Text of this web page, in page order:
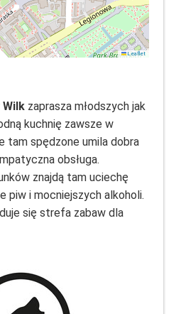
Leaflet
Wilk zaprasza młodszych jak
kuchnię zawsze w
tam spędzone umila dobra
obsługa.
znajdą tam uciechę
piw i mocniejszych alkoholi.
się strefa zabaw dla